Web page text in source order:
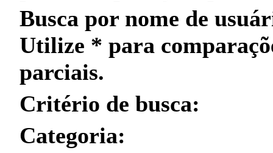
Busca por nome de
Utilize * para
parciais.
Critério de busca:
Categoria: